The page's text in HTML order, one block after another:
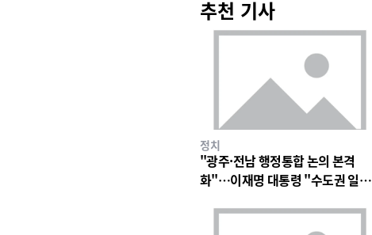
추천 기사
정치
"광주·전남 행정통합 논의 본격
화"…이재명 대통령 "수도권 일극